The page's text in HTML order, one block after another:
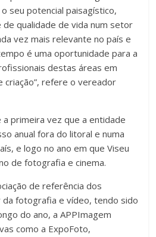
seu potencial paisagístico,
de qualidade de vida num setor
vez mais relevante no país e
é uma oportunidade para a
destas áreas em
criação”, refere o vereador
primeira vez que a entidade
anual fora do litoral e numa
e logo no ano em que Viseu
de fotografia e cinema.
de referência dos
fotografia e vídeo, tendo sido
do ano, a APPImagem
como a ExpoFoto,